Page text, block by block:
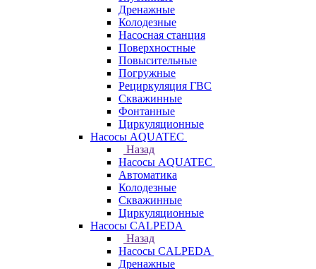
Дренажные
Колодезные
Насосная станция
Поверхностные
Повысительные
Погружные
Рециркуляция ГВС
Скважинные
Фонтанные
Циркуляционные
Насосы AQUATEC
Назад
Насосы AQUATEC
Автоматика
Колодезные
Скважинные
Циркуляционные
Насосы CALPEDA
Назад
Насосы CALPEDA
Дренажные